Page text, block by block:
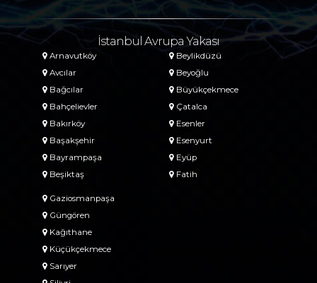
İstanbul Avrupa Yakası
Arnavutköy
Avcılar
Bağcılar
Bahçelievler
Bakırköy
Başakşehir
Bayrampaşa
Beşiktaş
Beylikdüzü
Beyoğlu
Büyükçekmece
Çatalca
Esenler
Esenyurt
Eyüp
Fatih
Gaziosmanpaşa
Güngören
Kağıthane
Küçükçekmece
Sarıyer